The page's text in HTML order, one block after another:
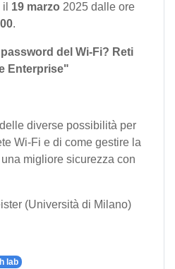
19 marzo 2025 dalle ore
.
del Wi-Fi? Reti
Enterprise"
diverse possibilità per
Wi-Fi e di come gestire la
migliore sicurezza con
(Università di Milano)
lab